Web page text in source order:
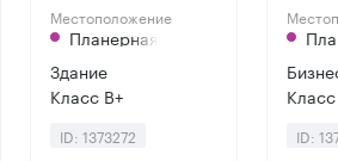
Местоположение
Планерная
Здание
Класс B+
ID: 1373272 ID: